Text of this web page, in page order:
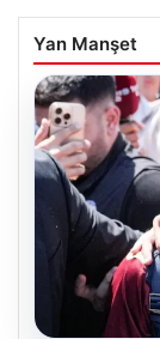
Yan Manşet